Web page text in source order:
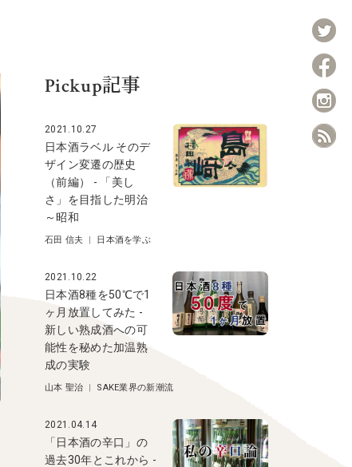
Pickup記事
2021.10.27
日本酒ラベル そのデ
ザイン変遷の歴史
（前編） - 「美し
さ」を目指した明治
～昭和
石田 信夫 | 日本酒を学ぶ
2021.10.22
日本酒8種を50℃で1
ヶ月放置してみた -
新しい熟成酒への可
能性を秘めた加温熟
成の実験
山本 聖治 | SAKE業界の新潮流
2021.04.14
「日本酒の辛口」の
過去30年とこれから -